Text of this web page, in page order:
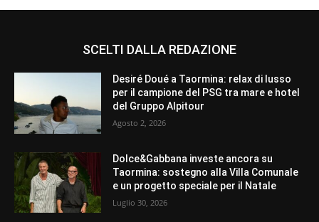
SCELTI DALLA REDAZIONE
Desiré Doué a Taormina: relax di lusso
per il campione del PSG tra mare e hotel
del Gruppo Alpitour
Agosto 2, 2026
Dolce&Gabbana investe ancora su
Taormina: sostegno alla Villa Comunale
e un progetto speciale per il Natale
Luglio 30, 2026